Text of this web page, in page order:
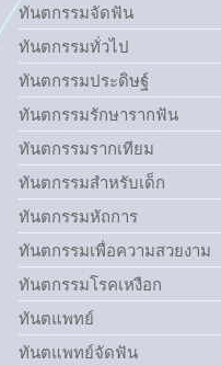
ทันตกรรมจัดฟัน
ทันตกรรมทั่วไป
ทันตกรรมประดิษฐ์
ทันตกรรมรักษารากฟัน
ทันตกรรมรากเทียม
ทันตกรรมสำหรับเด็ก
ทันตกรรมหัถการ
ทันตกรรมเพื่อความสวยงาม
ทันตกรรมโรคเหงือก
ทันตแพทย์
ทันตแพทย์จัดฟัน